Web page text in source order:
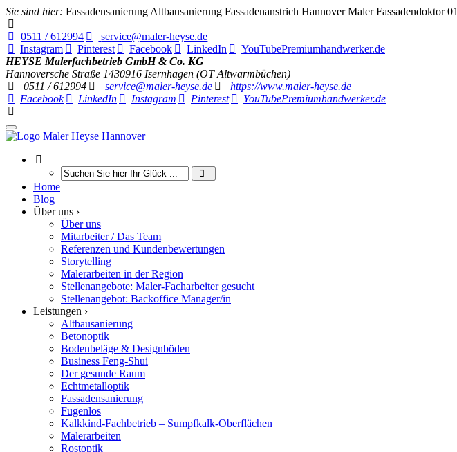
Sie sind hier: Fassadensanierung Altbausanierung Fassadenanstrich Hannover Maler Fassadendoktor 01
0511 / 612994
service@maler-heyse.de
Instagram
Pinterest Facebook LinkedIn YouTubePremiumhandwerker.de
HEYSE Malerfachbetrieb GmbH & Co. KG
Hannoversche Straße 1430916 Isernhagen (OT Altwarmbüchen)
0511 / 612994
service@maler-heyse.de
https://www.maler-heyse.de
Facebook
LinkedIn Instagram Pinterest YouTubePremiumhandwerker.de
Home
Blog
Über uns ›
Über uns
Mitarbeiter / Das Team
Referenzen und Kundenbewertungen
Storytelling
Malerarbeiten in der Region
Stellenangebote: Maler-Facharbeiter gesucht
Stellenangebot: Backoffice Manager/in
Leistungen ›
Altbausanierung
Betonoptik
Bodenbeläge & Designböden
Business Feng-Shui
Der gesunde Raum
Echtmetalloptik
Fassadensanierung
Fugenlos
Kalkkind-Fachbetrieb – Sumpfkalk-Oberflächen
Malerarbeiten
Rostoptik